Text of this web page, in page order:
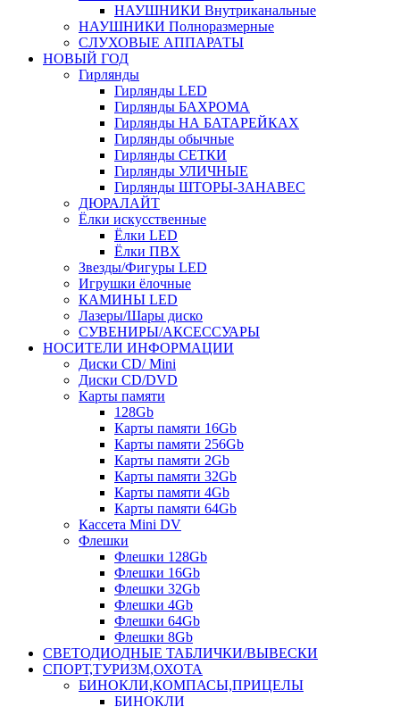
НАУШНИКИ Внутриканальные
НАУШНИКИ Полноразмерные
СЛУХОВЫЕ АППАРАТЫ
НОВЫЙ ГОД
Гирлянды
Гирлянды LED
Гирлянды БАХРОМА
Гирлянды НА БАТАРЕЙКАХ
Гирлянды обычные
Гирлянды СЕТКИ
Гирлянды УЛИЧНЫЕ
Гирлянды ШТОРЫ-ЗАНАВЕС
ДЮРАЛАЙТ
Ёлки искусственные
Ёлки LED
Ёлки ПВХ
Звезды/Фигуры LED
Игрушки ёлочные
КАМИНЫ LED
Лазеры/Шары диско
СУВЕНИРЫ/АКСЕССУАРЫ
НОСИТЕЛИ ИНФОРМАЦИИ
Диски CD/ Mini
Диски CD/DVD
Карты памяти
128Gb
Карты памяти 16Gb
Карты памяти 256Gb
Карты памяти 2Gb
Карты памяти 32Gb
Карты памяти 4Gb
Карты памяти 64Gb
Кассета Mini DV
Флешки
Флешки 128Gb
Флешки 16Gb
Флешки 32Gb
Флешки 4Gb
Флешки 64Gb
Флешки 8Gb
СВЕТОДИОДНЫЕ ТАБЛИЧКИ/ВЫВЕСКИ
СПОРТ,ТУРИЗМ,ОХОТА
БИНОКЛИ,КОМПАСЫ,ПРИЦЕЛЫ
БИНОКЛИ